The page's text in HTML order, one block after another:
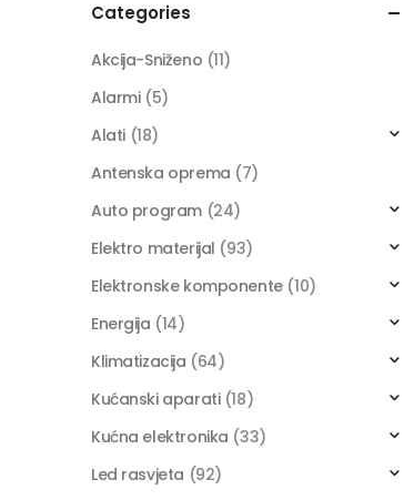
Categories
Akcija-Sniženo (11)
Alarmi (5)
Alati (18)
Antenska oprema (7)
Auto program (24)
Elektro materijal (93)
Elektronske komponente (10)
Energija (14)
Klimatizacija (64)
Kućanski aparati (18)
Kućna elektronika (33)
Led rasvjeta (92)